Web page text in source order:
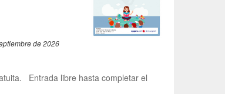
de 2026
Entrada libre hasta completar el